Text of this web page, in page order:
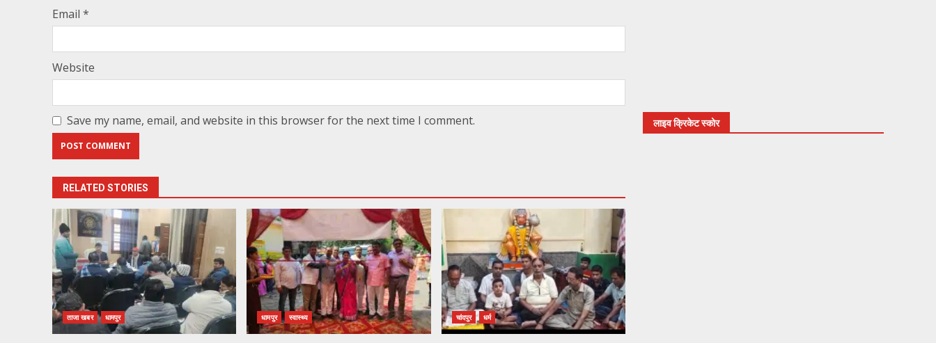
Email *
Website
Save my name, email, and website in this browser for the next time I comment.
RELATED STORIES
ताजा खबर धामपुर धामपुर स्वास्थ्य चांदपुर धर्म
लाइव क्रिकेट स्कोर